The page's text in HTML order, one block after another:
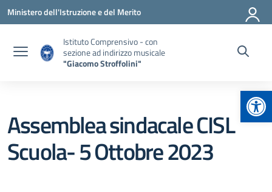
Vai ai contenuti
Vai al menu di navigazione
Vai al footer
Ministero dell'Istruzione e del Merito
Istituto Comprensivo - con
sezione ad indirizzo musicale
"Giacomo Stroffolini"
Assemblea sindacale CISL
Scuola- 5 Ottobre 2023